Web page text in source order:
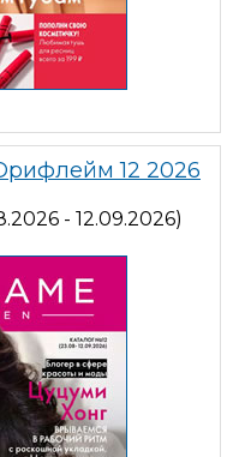
12 2026
- 12.09.2026)